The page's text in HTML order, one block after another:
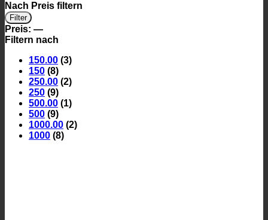
Nach Preis filtern
Min.
Preis
Max.
Preis
Filter
Preis: —
Filtern nach
150.00 (3)
150 (8)
250.00 (2)
250 (9)
500.00 (1)
500 (9)
1000.00 (2)
1000 (8)